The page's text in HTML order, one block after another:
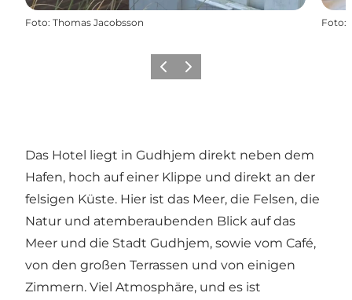
Foto: Thomas Jacobsson Foto:
ZurückWeiter
Das Hotel liegt in Gudhjem direkt neben dem
Hafen, hoch auf einer Klippe und direkt an der
felsigen Küste. Hier ist das Meer, die Felsen, die
Natur und atemberaubenden Blick auf das
Meer und die Stadt Gudhjem, sowie vom Café,
von den großen Terrassen und von einigen
Zimmern. Viel Atmosphäre, und es ist